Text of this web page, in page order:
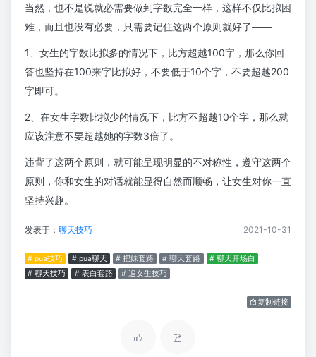
当然，也不是说就必需要做到字数完全一样，这样不仅比拟困
难，而且也没有必要，只需要记住这两个原则就好了——
1、女生的字数比拟多的情况下，比方超越100字，那么你回
答也坚持在100来字比拟好，不要低于10个字，不要超越200
字即可。
2、在女生字数比拟少的情况下，比方不超越10个字，那么就
应该注意不要超越她的字数3倍了。
违背了这两个原则，就可能呈现明显的不对称性，遵守这两个
原则，你和女生的对话就能显得自然而顺畅，让女生对你一直
坚持兴趣。
发表于： 聊天技巧 2021-10-31
# pua技巧 # pua聊天 # 把妹套路 # 聊天套路
# 聊天开场白
# 聊天技巧
# 表白套路 # 追女生技巧
复制链接